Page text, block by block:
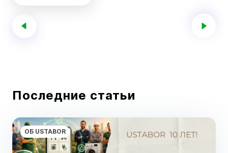
Последние статьи
ОБ USTABOR